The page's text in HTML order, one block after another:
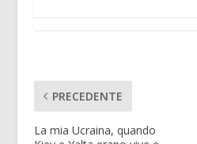
PRECEDENTE
La mia Ucraina, quando